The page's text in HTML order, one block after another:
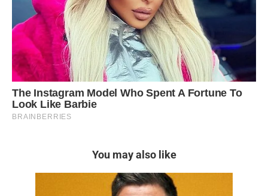
You may also like